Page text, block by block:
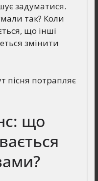
задуматися.
так? Коли
що інші
змінити
пісня потрапляє
що